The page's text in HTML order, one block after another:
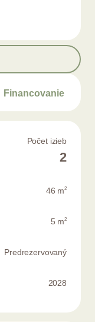
Financovanie
Počet izieb
2
46 m2
5 m2
Predrezervovaný
2028